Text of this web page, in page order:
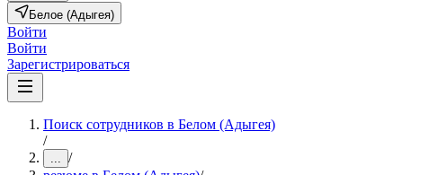
Белое (Адыгея)
Войти
Войти
Зарегистрироваться
Поиск сотрудников в Белом (Адыгея)
/
... /